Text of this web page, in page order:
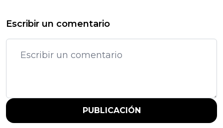
Escribir un comentario
PUBLICACIÓN